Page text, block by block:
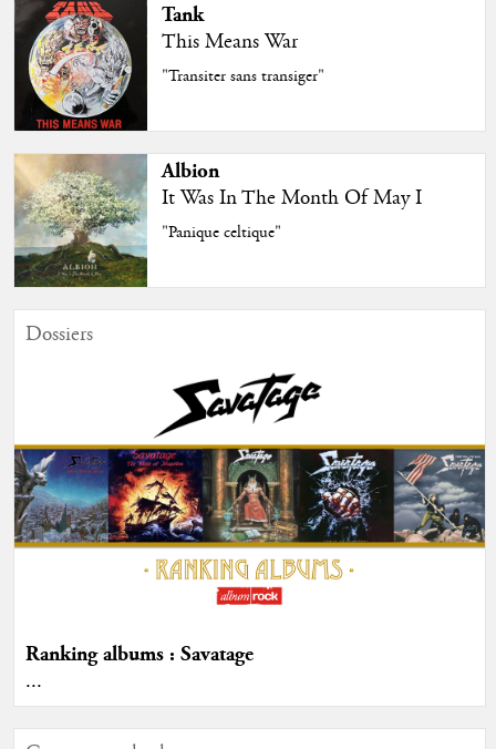
Tank
This Means War
"Transiter sans transiger"
Albion
It Was In The Month Of May I
"Panique celtique"
Dossiers
Ranking albums : Savatage
...